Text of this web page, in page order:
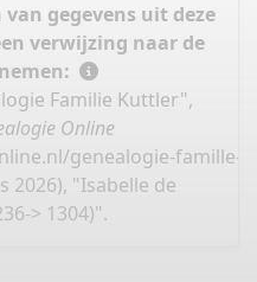
gegevens uit deze
verwijzing naar de
Familie Kuttler",
Online
genealogie-famille-
2026), "Isabelle de
> 1304)".